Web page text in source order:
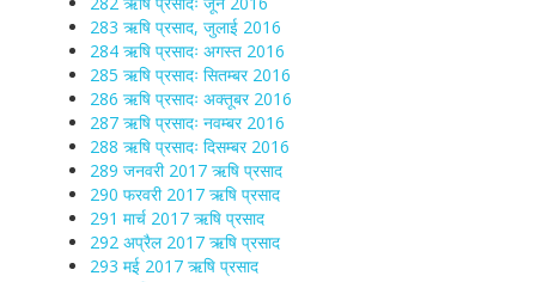
283 ऋषि प्रसाद, जुलाई 2016
284 ऋषि प्रसादः अगस्त 2016
285 ऋषि प्रसादः सितम्बर 2016
286 ऋषि प्रसादः अक्तूबर 2016
287 ऋषि प्रसादः नवम्बर 2016
288 ऋषि प्रसादः दिसम्बर 2016
289 जनवरी 2017 ऋषि प्रसाद
290 फरवरी 2017 ऋषि प्रसाद
291 मार्च 2017 ऋषि प्रसाद
292 अप्रैल 2017 ऋषि प्रसाद
293 मई 2017 ऋषि प्रसाद